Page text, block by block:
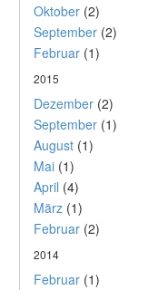
Oktober (2)
September (2)
Februar (1)
2015
Dezember (2)
September (1)
August (1)
Mai (1)
April (4)
März (1)
Februar (2)
2014
Februar (1)